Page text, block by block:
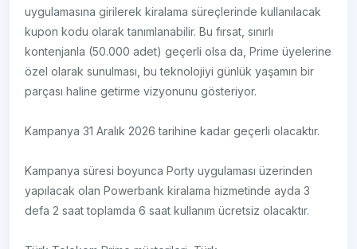
uygulamasına girilerek kiralama süreçlerinde kullanılacak
kupon kodu olarak tanımlanabilir. Bu fırsat, sınırlı
kontenjanla (50.000 adet) geçerli olsa da, Prime üyelerine
özel olarak sunulması, bu teknolojiyi günlük yaşamın bir
parçası haline getirme vizyonunu gösteriyor.
Kampanya 31 Aralık 2026 tarihine kadar geçerli olacaktır.
Kampanya süresi boyunca Porty uygulaması üzerinden
yapılacak olan Powerbank kiralama hizmetinde ayda 3
defa 2 saat toplamda 6 saat kullanım ücretsiz olacaktır.